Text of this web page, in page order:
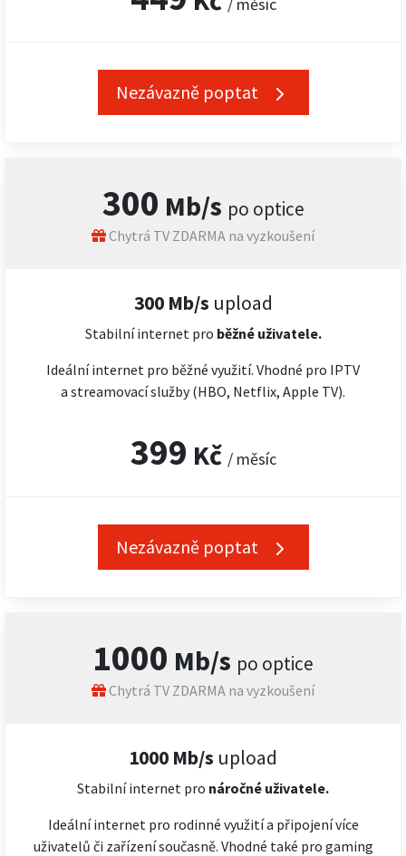
300 Mb/s po optice
Chytrá TV ZDARMA na vyzkoušení
300 Mb/s upload
Stabilní internet pro běžné uživatele.
Ideální internet pro běžné využití. Vhodné pro IPTV
a streamovací služby (HBO, Netflix, Apple TV).
399 Kč / měsíc
Nezávazně poptat
Nezávazně poptat
1000 Mb/s po optice
Chytrá TV ZDARMA na vyzkoušení
1000 Mb/s upload
Stabilní internet pro náročné uživatele.
Ideální internet pro rodinné využití a připojení více
uživatelů či zařízení současně. Vhodné také pro gaming